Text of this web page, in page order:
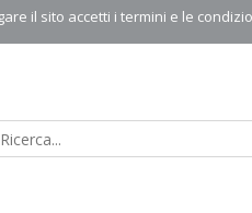
il sito accetti i termini e le